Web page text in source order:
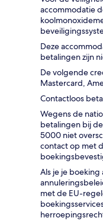
accommodatie
Deze
betalingen zijn
De volgende
Mastercard,
Contactloos
Wegens de
betalingen bij
5000 niet
contact op met
Als je je
met de EU-